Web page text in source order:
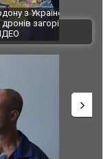
в
"Мої